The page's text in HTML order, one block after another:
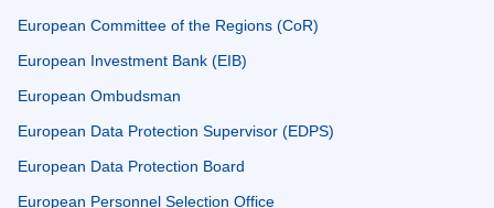
European Committee of the Regions (CoR)
European Investment Bank (EIB)
European Ombudsman
European Data Protection Supervisor (EDPS)
European Data Protection Board
European Personnel Selection Office